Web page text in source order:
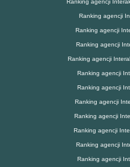
Ranking agencji
Ranking agencji
Ranking agencji
Ranking agencji
Ranking agencji
Ranking agencji
Ranking agencji
Ranking agencji
Ranking agencji
Ranking agencji
Ranking agencji
Ranking agencji